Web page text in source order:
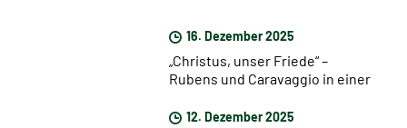
16. Dezember 2025
„Christus, unser Friede“ –
Rubens und Caravaggio in einer
Dezember
12. Dezember 2025